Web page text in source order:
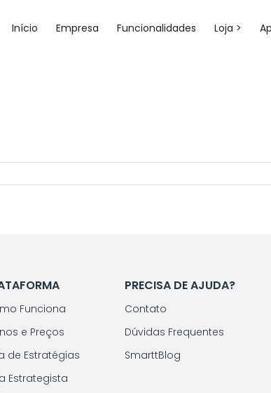
Início Empresa Funcionalidades Loja >
Funciona
e Preços
de Estratégias
Estrategista
PRECISA DE AJUDA?
Contato
Dúvidas Frequentes
SmarttBlog